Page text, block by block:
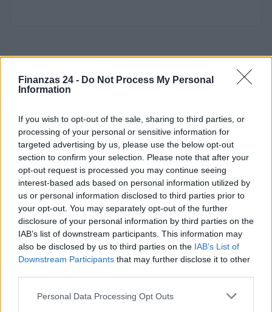
Finanzas 24 - Do Not Process My Personal
Information
If you wish to opt-out of the sale, sharing to third parties, or
processing of your personal or sensitive information for
targeted advertising by us, please use the below opt-out
section to confirm your selection. Please note that after your
opt-out request is processed you may continue seeing
interest-based ads based on personal information utilized by
us or personal information disclosed to third parties prior to
your opt-out. You may separately opt-out of the further
disclosure of your personal information by third parties on the
IAB’s list of downstream participants. This information may
also be disclosed by us to third parties on the IAB’s List of
Downstream Participants that may further disclose it to other
Please note that this website/app uses one or more Google
Personal Data Processing Opt Outs